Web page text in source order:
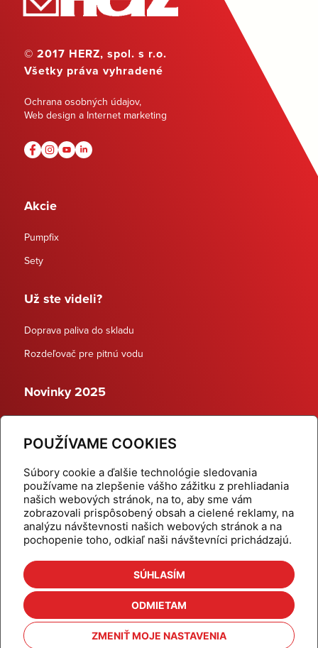
POUŽÍVAME COOKIES
Súbory cookie a ďalšie technológie sledovania
používame na zlepšenie vášho zážitku z prehliadania
našich webových stránok, na to, aby sme vám
zobrazovali prispôsobený obsah a cielené reklamy, na
analýzu návštevnosti našich webových stránok a na
pochopenie toho, odkiaľ naši návštevníci prichádzajú.
SÚHLASÍM
ODMIETAM
ZMENIŤ MOJE NASTAVENIA
© 2017 HERZ, spol. s r.o.
Všetky práva vyhradené
Ochrana osobných údajov,
Web design a Internet marketing
Akcie
Pumpfix
Sety
Už ste videli?
Doprava paliva do skladu
Rozdeľovač pre pitnú vodu
Novinky 2025
Dynamické termostatické ventily
Domov
Produkty
Aktuality
Odber šikovné tipy
Kalkulačky
Cenníky
Na stiahnutie
Referencie
Kontakt